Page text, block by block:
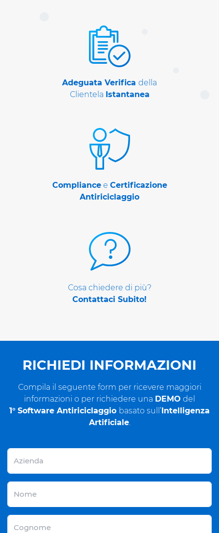
Adeguata Verifica della
Clientela Istantanea
Compliancee Certificazione
Antiriciclaggio
Cosa chiedere di più?
Contattaci Subito!
RICHIEDI INFORMAZIONI
Compila il seguente form per ricevere maggiori
informazioni o per richiedere una DEMO del
1° Software Antiriciclaggio basato sull’Intelligenza
Artificiale.